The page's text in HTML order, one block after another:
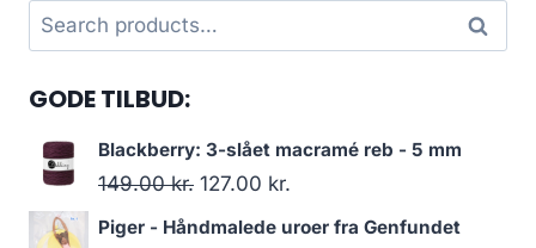
Search
for:
Search
GODE TILBUD:
Blackberry: 3-slået macramé reb - 5 mm
149.00kr. 127.00 kr.
Piger - Håndmalede uroer fra Genfundet